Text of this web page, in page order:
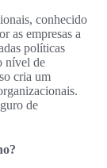
conhecido
as empresas a
políticas
nível de
cria um
de